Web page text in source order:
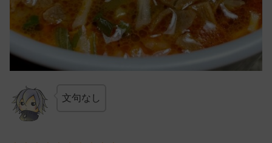
文句なし